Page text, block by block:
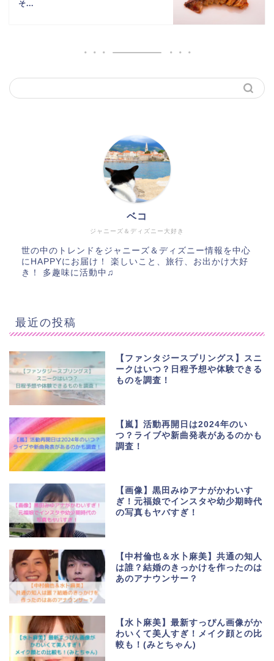
そ...
ジャニーズ＆ディズニー大好き
ベコ
世の中のトレンドをジャニーズ＆ディズニー情報を中心
にHAPPYにお届け！ 楽しいこと、旅行、お出かけ大好
き！ 多趣味に活動中♫
最近の投稿
【ファンタジースプリングス】スニ
ークはいつ？日程予想や体験できる
ものを調査！
【嵐】活動再開日は2024年のい
つ？ライブや新曲発表があるのかも
調査！
【画像】黒田みゆアナがかわいす
ぎ！元福娘でインスタや幼少期時代
の写真もヤバすぎ！
【中村倫也＆水卜麻美】共通の知人
は誰？結婚のきっかけを作ったのは
あのアナウンサー？
【水卜麻美】最新すっぴん画像がか
わいくて美人すぎ！メイク顔との比
較も！(みとちゃん)